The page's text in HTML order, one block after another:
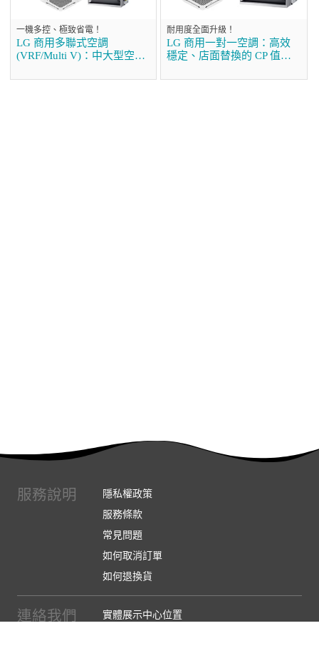
一機多控、極致省電！
LG 商用多聯式空調
(VRF/Multi V)：中大型空間
耐用度全面升級！
LG 商用一對一空調：高效
穩定、店面替換的 CP 值首
服務說明
隱私權政策
服務條款
常見問題
如何取消訂單
如何退換貨
連絡我們
實體展示中心位置